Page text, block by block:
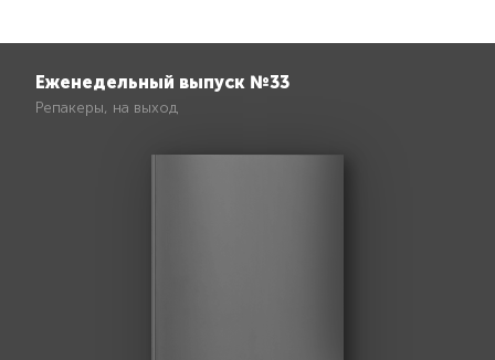
Еженедельный выпуск №33
Репакеры, на выход